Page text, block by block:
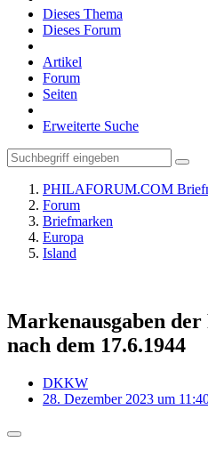
Dieses Thema
Dieses Forum
Artikel
Forum
Seiten
Erweiterte Suche
PHILAFORUM.COM
Forum
Briefmarken
Europa
Island
Markenausgaben
nach dem 17.6.1944
DKKW
28. Dezember 2023 um